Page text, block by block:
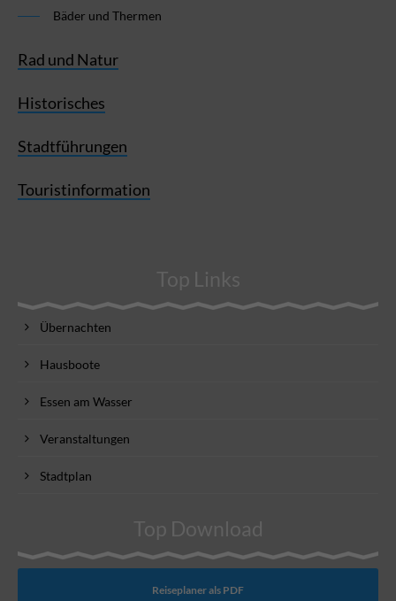
Bäder und Thermen
Rad und Natur
Historisches
Stadtführungen
Touristinformation
Top Links
Übernachten
Hausboote
Essen am Wasser
Veranstaltungen
Stadtplan
Top Download
Reiseplaner als PDF